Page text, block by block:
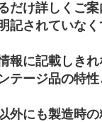
だけ詳しくご
記されていな
報に記載しき
テージ品の特
外にも製造時